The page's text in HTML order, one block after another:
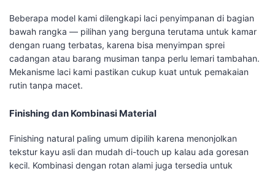
Beberapa model kami dilengkapi laci penyimpanan di bagian
bawah rangka — pilihan yang berguna terutama untuk kamar
dengan ruang terbatas, karena bisa menyimpan sprei
cadangan atau barang musiman tanpa perlu lemari tambahan.
Mekanisme laci kami pastikan cukup kuat untuk pemakaian
rutin tanpa macet.
Finishing dan Kombinasi Material
Finishing natural paling umum dipilih karena menonjolkan
tekstur kayu asli dan mudah di-touch up kalau ada goresan
kecil. Kombinasi dengan rotan alami juga tersedia untuk